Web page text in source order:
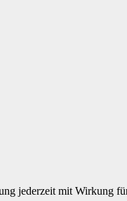
jederzeit mit Wirkung